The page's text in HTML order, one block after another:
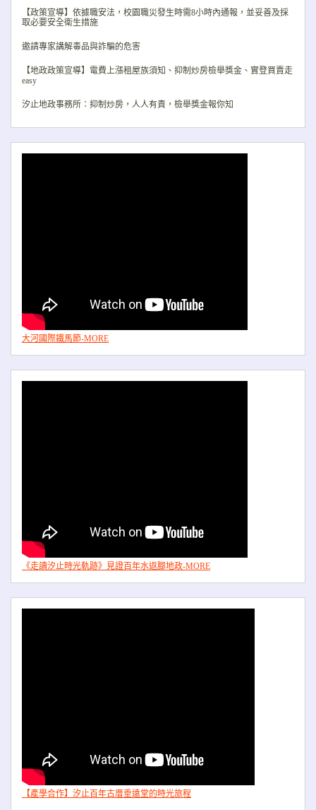
【政策宣導】依據職安法，校園職災發生時需8小時內通報，並妥善及採
取必要安全衛生措施
邀請專家講解毒品與詐騙的危害
【地政政策宣導】電費上漲租屋族須知、抑制炒房檢舉獎金、實登買賣走
easy
汐止地政事務所：抑制炒房，人人有責，檢舉獎金報你知
大河國際鐵馬節-MORE
《走讀汐止時光軌跡》見證百年水返腳地政-MORE
【產學合作】汐止百年古厝垂遠堂的時光旅程